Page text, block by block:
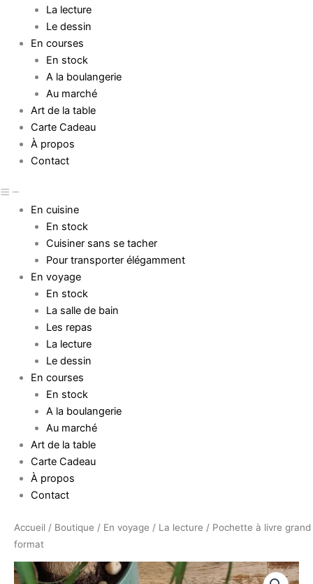
La lecture
Le dessin
En courses
En stock
A la boulangerie
Au marché
Art de la table
Carte Cadeau
À propos
Contact
En cuisine
En stock
Cuisiner sans se tacher
Pour transporter élégamment
En voyage
En stock
La salle de bain
Les repas
La lecture
Le dessin
En courses
En stock
A la boulangerie
Au marché
Art de la table
Carte Cadeau
À propos
Contact
Accueil / Boutique / En voyage / La lecture / Pochette à livre grand
format
quantité
de
Pochette
à